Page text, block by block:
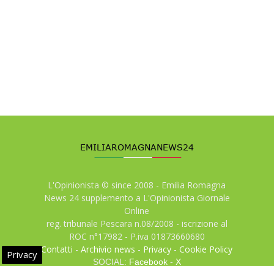
L'Opinionista © since 2008 - Emilia Romagna
News 24 supplemento a L'Opinionista Giornale
Online
reg. tribunale Pescara n.08/2008 - iscrizione al
ROC n°17982 - P.iva 01873660680
Contatti -Archivio news - Privacy -Cookie Policy
SOCIAL: Facebook- X
Privacy